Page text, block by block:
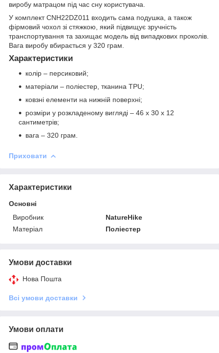
виробу матрацом під час сну користувача.
У комплект CNH22DZ011 входить сама подушка, а також
фірмовий чохол зі стяжкою, який підвищує зручність
транспортування та захищає модель від випадкових проколів.
Вага виробу вбирається у 320 грам.
Характеристики
колір – персиковий;
матеріали – поліестер, тканина TPU;
ковзні елементи на нижній поверхні;
розміри у розкладеному вигляді – 46 х 30 х 12
сантиметрів;
вага – 320 грам.
Приховати
Характеристики
Основні
Виробник
NatureHike
Матеріал
Поліестер
Умови доставки
Нова Пошта
Всі умови доставки
Умови оплати